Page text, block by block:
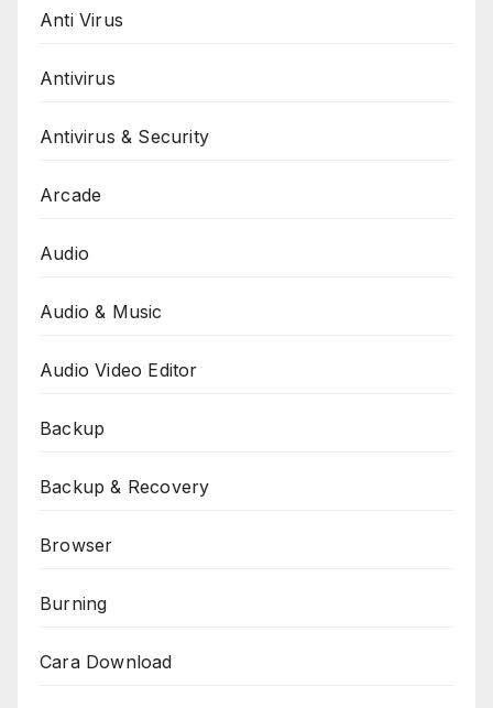
Anti Virus
Antivirus
Antivirus & Security
Arcade
Audio
Audio & Music
Audio Video Editor
Backup
Backup & Recovery
Browser
Burning
Cara Download